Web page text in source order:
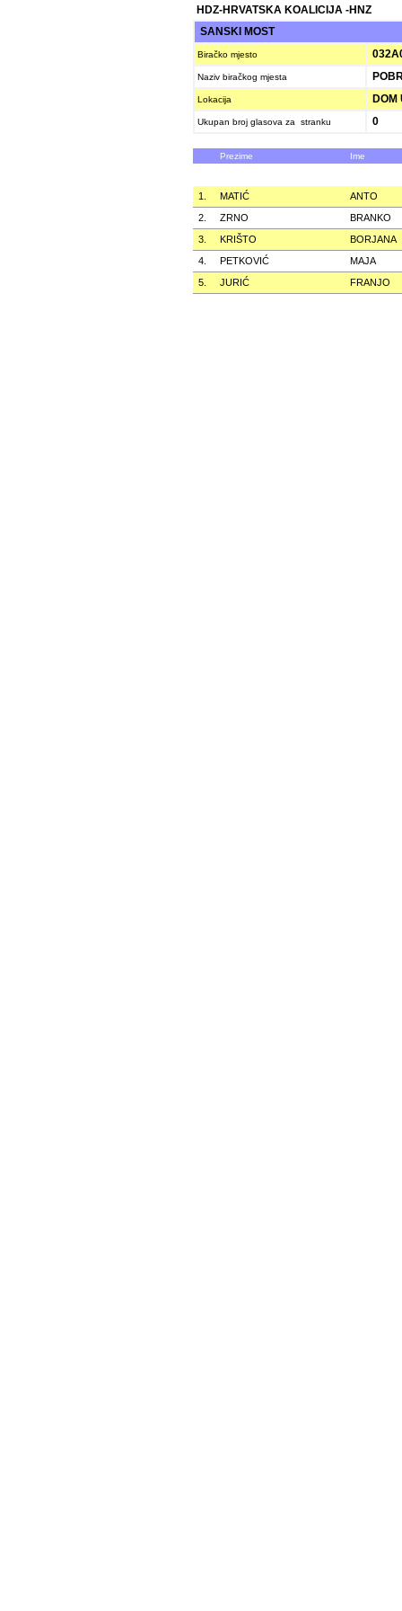
HDZ-HRVATSKA KOALICIJA -HNZ
SANSKI MOST
Biračko mjesto
Naziv biračkog mjesta
Lokacija DOM
Ukupan broj glasova za stranku 0
Prezime Ime
1. MATIĆ
ANTO
2.
ZRNO
BRANKO
3.
KRIŠTO
BORJANA
4.
PETKOVIĆ
MAJA
5.
JURIĆ FRANJO